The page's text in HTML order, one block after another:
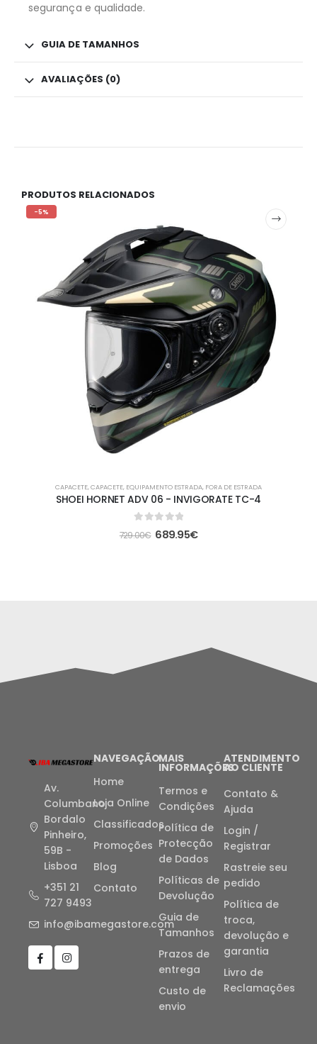
segurança e qualidade.
GUIA DE TAMANHOS
AVALIAÇÕES (0)
PRODUTOS RELACIONADOS
-5%
CAPACETE,CAPACETE, EQUIPAMENTO ESTRADA, FORA DE ESTRADA
SHOEI HORNET ADV 06 - INVIGORATE TC-4
out of 5
729.00€ 689.95€
Av.
Columbano
Bordalo
Pinheiro,
59B -
Lisboa
+351 21
727 9493
info@ibamegastore.com
NAVEGAÇÃO
Home
Loja Online
Classificados
Promoções
Blog
Contato
MAIS
INFORMAÇÕES
Termos e
Condições
Política de
Protecção
de Dados
Políticas de
Devolução
Guia de
Tamanhos
Prazos de
entrega
Custo de
envio
ATENDIMENTO
AO CLIENTE
Contato &
Ajuda
Login /
Registrar
Rastreie seu
pedido
Política de
troca,
devolução e
garantia
Livro de
Reclamações